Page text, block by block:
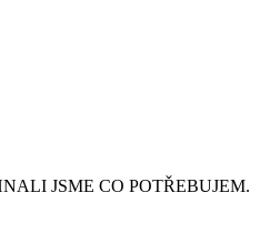
JSME CO POTŘEBUJEM.